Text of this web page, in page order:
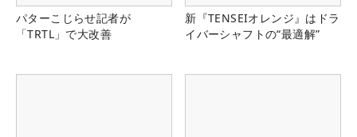
パターこじらせ記者が
「TRTL」で大改善
新『TENSEIオレンジ』はドラ
イバーシャフトの“最適解”